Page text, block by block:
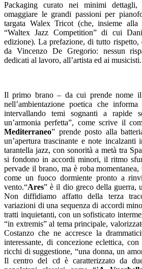
Packaging curato nei minimi
omaggiare le grandi passioni per
targata Walex Tricot (che, insieme alla
“Waltex Jazz Competition” di cui
edizione). La prefazione, di tutto rispetto,
da Vincenzo De Gregorio: nessun
dedicati al lavoro, all’artista ed ai musicisti.
Il primo brano – da cui prende nome
nell’ambientazione poetica che
intervallando temi sognanti a rapide
un’armonia perfetta”, come scrive il
Mediterraneo” prende posto alla
un’apertura trascinante e note incalzanti
tarantella jazz, con sonorità a metà tra
si fondono in accordi minori, il ritmo
pervade il brano, ma è roba
come un fuoco dormiente pronto a
vento.“Ares” è il dio greco della guerra,
Non diffidiamo affatto della terza
variazioni di una sequenza di accordi
tratti inquietanti, con un sofisticato
“in extremis” al tema principale,
Costanzo che ne accresce la
interessante, di concezione eclettica,
ricchi di suggestione, “una donna, un
Il centro del cd è caratterizzato da